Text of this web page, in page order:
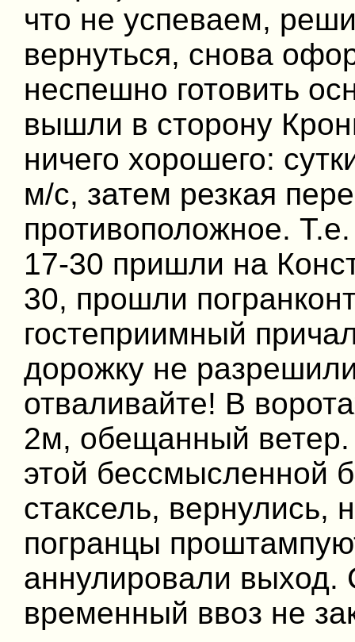
что не успеваем,
вернуться, снова
неспешно готовить
вышли в сторону
ничего хорошего:
м/с, затем резкая
противоположное.
17-30 пришли на
30, прошли
гостеприимный
дорожку не
отваливайте! В
2м, обещанный
этой бессмысленной
стаксель, вернулись,
погранцы
аннулировали выход.
временный ввоз не